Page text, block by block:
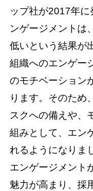
ップ社が2017年
ンゲージメントは
低いという結果が
組織へのエンゲー
のモチベーション
ります。そのため
スクへの備えや、
組みとして、エン
れるようになりま
エンゲージメント
魅力が高まり、採